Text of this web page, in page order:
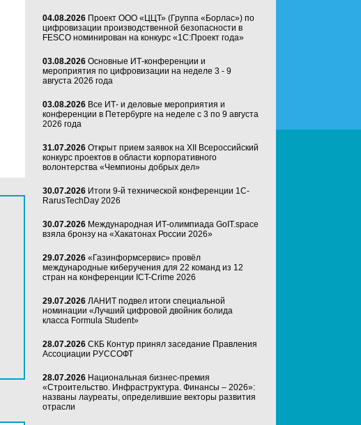
04.08.2026 Проект ООО «ЦЦТ» (Группа «Борлас») по
цифровизации производственной безопасности в
FESCO номинирован на конкурс «1С:Проект года»
03.08.2026 Основные ИТ-конференции и
мероприятия по цифровизации на неделе 3 - 9
августа 2026 года
03.08.2026 Все ИТ- и деловые мероприятия и
конференции в Петербурге на неделе с 3 по 9 августа
2026 года
31.07.2026 Открыт прием заявок на XII Всероссийский
конкурс проектов в области корпоративного
волонтерства «Чемпионы добрых дел»
30.07.2026 Итоги 9-й технической конференции 1C-
RarusTechDay 2026
30.07.2026 Международная ИТ-олимпиада GoIT.space
взяла бронзу на «Хакатонах России 2026»
29.07.2026 «Газинформсервис» провёл
международные киберучения для 22 команд из 12
стран на конференции ICT-Crime 2026
29.07.2026 ЛАНИТ подвел итоги специальной
номинации «Лучший цифровой двойник болида
класса Formula Student»
28.07.2026 СКБ Контур принял заседание Правления
Ассоциации РУССОФТ
28.07.2026 Национальная бизнес-премия
«Строительство. Инфраструктура. Финансы – 2026»:
названы лауреаты, определившие векторы развития
отрасли